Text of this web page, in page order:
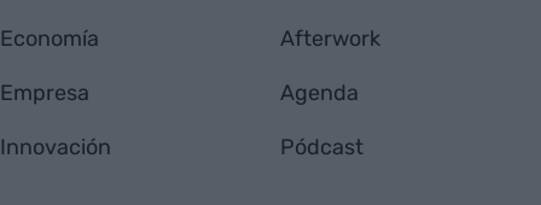
Economía
Empresa
Innovación
Afterwork
Agenda
Pódcast